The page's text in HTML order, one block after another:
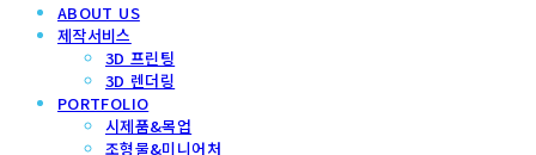
ABOUT US
제작서비스
3D 프린팅
3D 렌더링
PORTFOLIO
시제품&목업
조형물&미니어처